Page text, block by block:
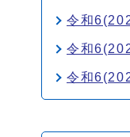
令和
令和
令和